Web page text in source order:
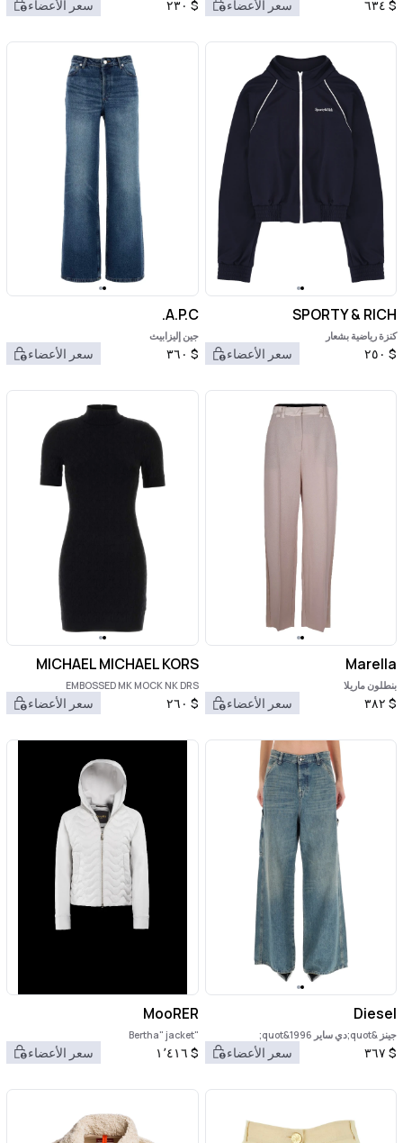
$ ٦٣٤ سعر الأعضاء $ ٢٣٠ سعر الأعضاء
SPORTY & RICH
كنزة رياضية بشعار
$ ٢٥٠ سعر الأعضاء
A.P.C.
جين إليزابيث
$ ٣٦٠ سعر الأعضاء
Marella
بنطلون ماريلا
$ ٣٨٢ سعر الأعضاء
MICHAEL MICHAEL KORS
EMBOSSED MK MOCK NK DRS
$ ٢٦٠ سعر الأعضاء
Diesel
جينز &quot;دي ساير 1996&quot;
$ ٣٦٧ سعر الأعضاء
MooRER
"Bertha" jacket
$ ١٬٤١٦ سعر الأعضاء